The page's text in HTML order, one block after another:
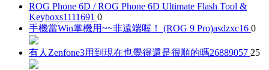
ROG Phone 6D / ROG Phone 6D Ultimate Flash Tool &
Keyboxs1111691 0
手機當Win掌機用~~非遠端喔！ (ROG 9 Pro)asdzxc16 0
有人Zenfone3用到現在也覺得還是很順的嗎26889057 25